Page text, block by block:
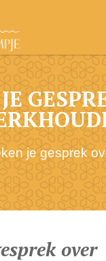
je gesprek
over